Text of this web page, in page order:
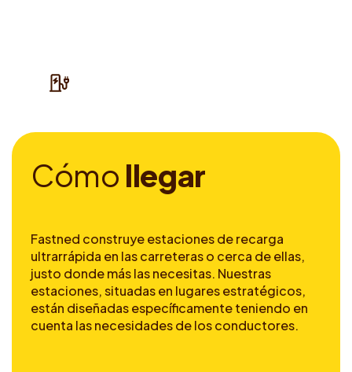
Cómo llegar
Fastned construye estaciones de recarga
ultrarrápida en las carreteras o cerca de ellas,
justo donde más las necesitas. Nuestras
estaciones, situadas en lugares estratégicos,
están diseñadas específicamente teniendo en
cuenta las necesidades de los conductores.